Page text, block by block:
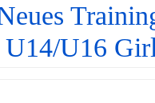
U16